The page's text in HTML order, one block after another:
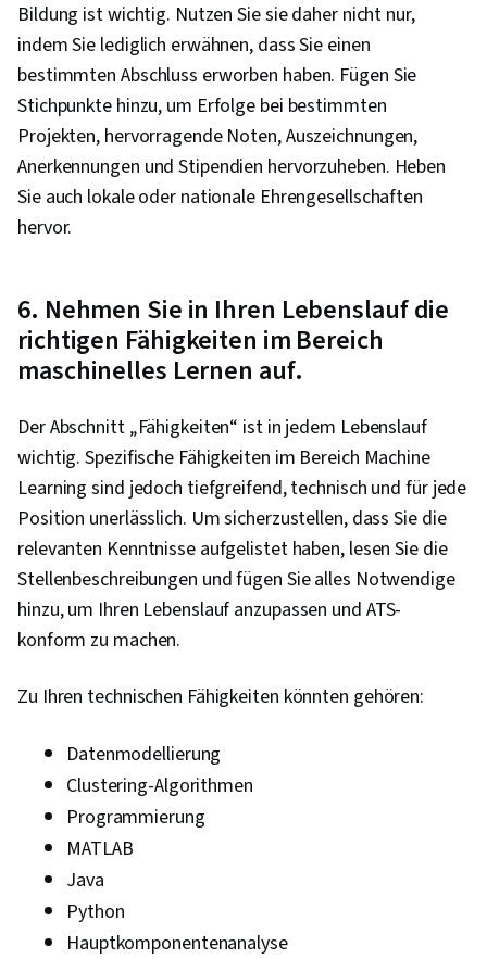
Bildung ist wichtig. Nutzen Sie sie daher nicht nur,
indem Sie lediglich erwähnen, dass Sie einen
bestimmten Abschluss erworben haben. Fügen Sie
Stichpunkte hinzu, um Erfolge bei bestimmten
Projekten, hervorragende Noten, Auszeichnungen,
Anerkennungen und Stipendien hervorzuheben. Heben
Sie auch lokale oder nationale Ehrengesellschaften
hervor.
6. Nehmen Sie in Ihren Lebenslauf die
richtigen Fähigkeiten im Bereich
maschinelles Lernen auf.
Der Abschnitt „Fähigkeiten“ ist in jedem Lebenslauf
wichtig. Spezifische Fähigkeiten im Bereich Machine
Learning sind jedoch tiefgreifend, technisch und für jede
Position unerlässlich. Um sicherzustellen, dass Sie die
relevanten Kenntnisse aufgelistet haben, lesen Sie die
Stellenbeschreibungen und fügen Sie alles Notwendige
hinzu, um Ihren Lebenslauf anzupassen und ATS-
konform zu machen.
Zu Ihren technischen Fähigkeiten könnten gehören:
Datenmodellierung
Clustering-Algorithmen
Programmierung
MATLAB
Java
Python
Hauptkomponentenanalyse